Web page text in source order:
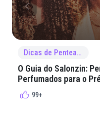
Dicas de Penteado
O Guia do Salonzin:
Perfumados para o
99+